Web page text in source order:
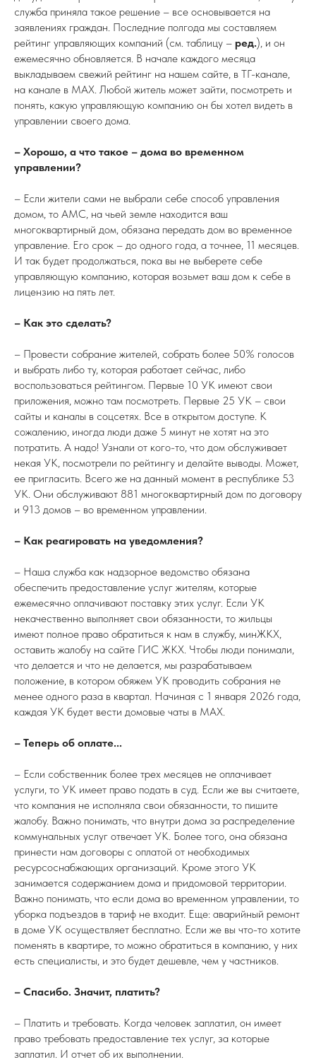
служба приняла такое решение – все основывается на
заявлениях граждан. Последние полгода мы составляем
рейтинг управляющих компаний (см. таблицу – ред.), и он
ежемесячно обновляется. В начале каждого месяца
выкладываем свежий рейтинг на нашем сайте, в ТГ-канале,
на канале в MAX. Любой житель может зайти, посмотреть и
понять, какую управляющую компанию он бы хотел видеть в
управлении своего дома.
– Хорошо, а что такое – дома во временном
управлении?
– Если жители сами не выбрали себе способ управления
домом, то АМС, на чьей земле находится ваш
многоквартирный дом, обязана передать дом во временное
управление. Его срок – до одного года, а точнее, 11 месяцев.
И так будет продолжаться, пока вы не выберете себе
управляющую компанию, которая возьмет ваш дом к себе в
лицензию на пять лет.
– Как это сделать?
– Провести собрание жителей, собрать более 50% голосов
и выбрать либо ту, которая работает сейчас, либо
воспользоваться рейтингом. Первые 10 УК имеют свои
приложения, можно там посмотреть. Первые 25 УК – свои
сайты и каналы в соцсетях. Все в открытом доступе. К
сожалению, иногда люди даже 5 минут не хотят на это
потратить. А надо! Узнали от кого-то, что дом обслуживает
некая УК, посмотрели по рейтингу и делайте выводы. Может,
ее пригласить. Всего же на данный момент в республике 53
УК. Они обслуживают 881 многоквартирный дом по договору
и 913 домов – во временном управлении.
– Как реагировать на уведомления?
– Наша служба как надзорное ведомство обязана
обеспечить предоставление услуг жителям, которые
ежемесячно оплачивают поставку этих услуг. Если УК
некачественно выполняет свои обязанности, то жильцы
имеют полное право обратиться к нам в службу, минЖКХ,
оставить жалобу на сайте ГИС ЖКХ. Чтобы люди понимали,
что делается и что не делается, мы разрабатываем
положение, в котором обяжем УК проводить собрания не
менее одного раза в квартал. Начиная с 1 января 2026 года,
каждая УК будет вести домовые чаты в MAX.
– Теперь об оплате...
– Если собственник более трех месяцев не оплачивает
услуги, то УК имеет право подать в суд. Если же вы считаете,
что компания не исполняла свои обязанности, то пишите
жалобу. Важно понимать, что внутри дома за распределение
коммунальных услуг отвечает УК. Более того, она обязана
принести нам договоры с оплатой от необходимых
ресурсоснабжающих организаций. Кроме этого УК
занимается содержанием дома и придомовой территории.
Важно понимать, что если дома во временном управлении, то
уборка подъездов в тариф не входит. Еще: аварийный ремонт
в доме УК осуществляет бесплатно. Если же вы что-то хотите
поменять в квартире, то можно обратиться в компанию, у них
есть специалисты, и это будет дешевле, чем у частников.
– Спасибо. Значит, платить?
– Платить и требовать. Когда человек заплатил, он имеет
право требовать предоставление тех услуг, за которые
заплатил. И отчет об их выполнении.